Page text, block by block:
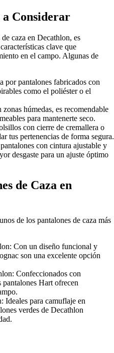
Considerar
caza en Decathlon, es
clave que
en el campo. Algunas de
por pantalones fabricados con
como el poliéster o el
húmedas, es recomendable
para mantenerte seco.
con cierre de cremallera o
tus pertenencias de forma segura.
con cintura ajustable y
desgaste para un ajuste óptimo
de Caza en
de los pantalones de caza más
Con un diseño funcional y
son una excelente opción
Confeccionados con
pantalones Hart ofrecen
Ideales para camuflaje en
verdes de Decathlon